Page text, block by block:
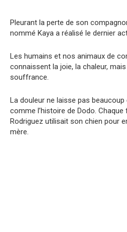
Pleurant la perte de son
nommé Kaya a réalisé le dernier
Les humains et nos animaux de
connaissent la joie, la chaleur,
souffrance.
La douleur ne laisse pas beaucoup
comme l’histoire de Dodo.
Rodriguez utilisait son chien pour
mère.